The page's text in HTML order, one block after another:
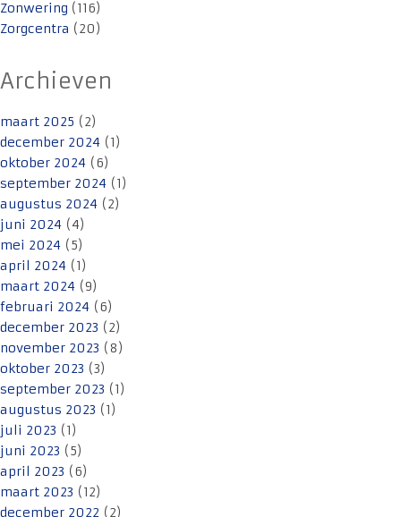
Zonwering (116)
Zorgcentra (20)
Archieven
maart 2025 (2)
december 2024 (1)
oktober 2024 (6)
september 2024 (1)
augustus 2024 (2)
juni 2024 (4)
mei 2024 (5)
april 2024 (1)
maart 2024 (9)
februari 2024 (6)
december 2023 (2)
november 2023 (8)
oktober 2023 (3)
september 2023 (1)
augustus 2023 (1)
juli 2023 (1)
juni 2023 (5)
april 2023 (6)
maart 2023 (12)
december 2022 (2)